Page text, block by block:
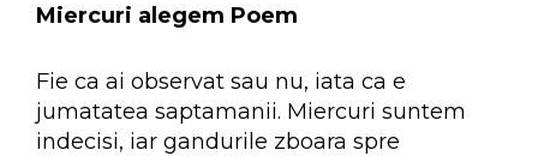
Miercuri alegem Poem
Fie ca ai observat sau nu, iata ca e
jumatatea saptamanii. Miercuri suntem
indecisi, iar gandurile zboara spre